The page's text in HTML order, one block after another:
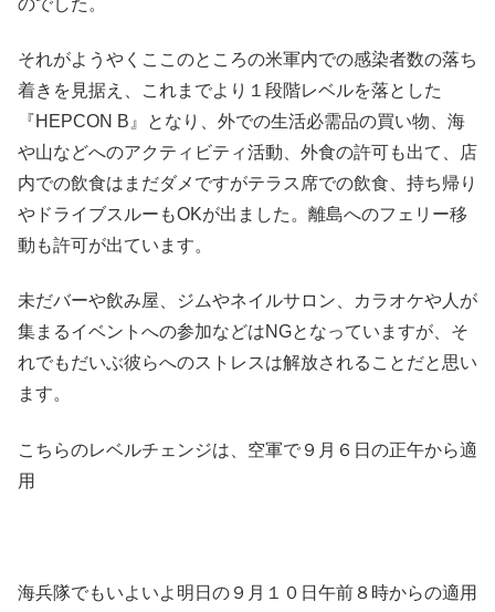
それがようやくここのところの米軍内での感染者数の落ち
着きを見据え、これまでより１段階レベルを落とした
『HEPCON B』となり、外での生活必需品の買い物、海
や山などへのアクティビティ活動、外食の許可も出て、店
内での飲食はまだダメですがテラス席での飲食、持ち帰り
やドライブスルーもOKが出ました。離島へのフェリー移
動も許可が出ています。
未だバーや飲み屋、ジムやネイルサロン、カラオケや人が
集まるイベントへの参加などはNGとなっていますが、そ
れでもだいぶ彼らへのストレスは解放されることだと思い
ます。
こちらのレベルチェンジは、空軍で９月６日の正午から適
用
海兵隊でもいよいよ明日の９月１０日午前８時からの適用